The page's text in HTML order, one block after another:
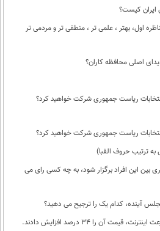
ایران کیست؟
اول، بهتر ، علمی تر ، منطقی تر و مردمی تر
اصلی محافظه کاران؟
انتخابات ریاست جمهوری شرکت خواهید کرد؟
انتخابات ریاست جمهوری شرکت خواهید کرد؟
ترتیب حروف الفبا)
بین این افراد برگزار شود، به چه کسی رای می
آینده، کدام یک را ترجیح می دهید؟
دی سال گذشته، با وعده افزایش سرعت اینترنت، قیمت آن را 34 درصد افزایش دادند.